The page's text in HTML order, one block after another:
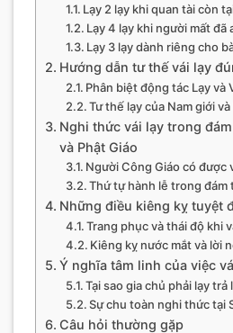
Lạy 2 lạy khi quan tài còn
Lạy 4 lạy khi người mất đã
Lạy 3 lạy dành riêng cho
Hướng dẫn tư thế vái lạy
Phân biệt động tác Lạy và
Tư thế lạy của Nam giới
Nghi thức vái lạy trong
và Phật Giáo
Người Công Giáo có được
Thứ tự hành lễ trong đám
Những điều kiêng kỵ tuyệt
Trang phục và thái độ khi
Kiêng kỵ nước mắt và lời
Ý nghĩa tâm linh của việc
Tại sao gia chủ phải lạy trả
Sự chu toàn nghi thức tại
Câu hỏi thường gặp